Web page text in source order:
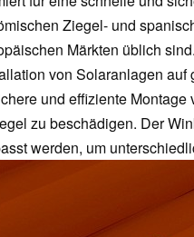
Ziegel- und
Märkten üblich sind.
von Solaranlagen
und effiziente
zu beschädigen. Der
werden, um